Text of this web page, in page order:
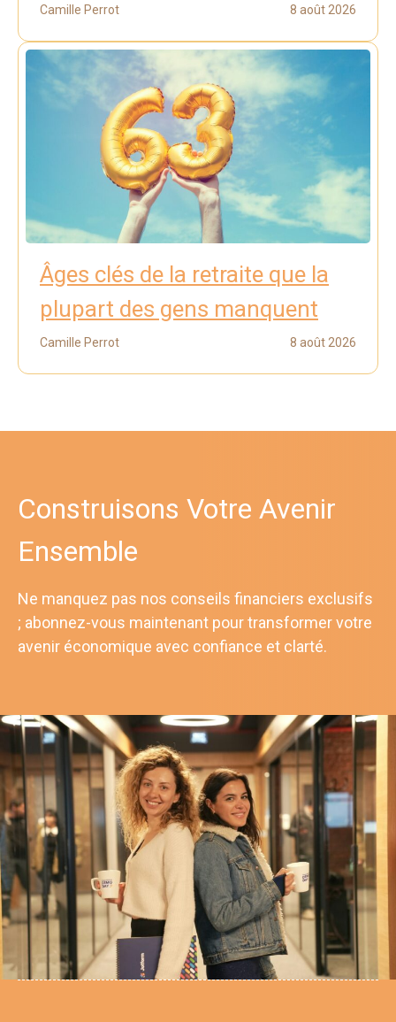
Camille Perrot 8 août 2026
Âges clés de la retraite que la
plupart des gens manquent
Camille Perrot 8 août 2026
Construisons Votre Avenir
Ensemble
Ne manquez pas nos conseils financiers exclusifs
; abonnez-vous maintenant pour transformer votre
avenir économique avec confiance et clarté.